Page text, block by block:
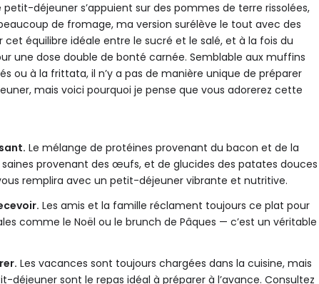
déjeuner s’appuient sur des pommes de terre rissolées,
de fromage, ma version surélève le tout avec des
équilibre idéale entre le sucré et le salé, et à la fois du
une dose double de bonté carnée. Semblable aux muffins
ou à la frittata, il n’y a pas de manière unique de préparer
mais voici pourquoi je pense que vous adorerez cette
Le mélange de protéines provenant du bacon et de la
saines provenant des œufs, et de glucides des patates douces
remplira avec un petit-déjeuner vibrante et nutritive.
Les amis et la famille réclament toujours ce plat pour
comme le Noël ou le brunch de Pâques — c’est un véritable
Les vacances sont toujours chargées dans la cuisine, mais
déjeuner sont le repas idéal à préparer à l’avance. Consultez